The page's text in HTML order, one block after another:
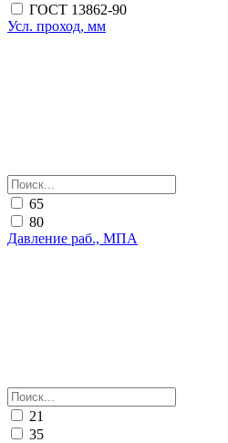
ГОСТ 13862-90
Усл. проход, мм
65
80
Давление раб., МПА
21
35